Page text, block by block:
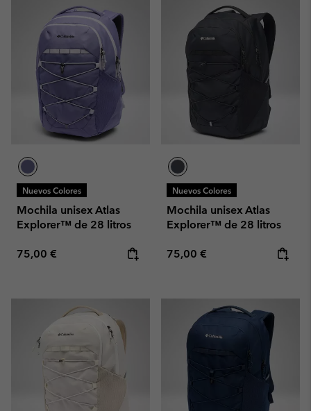
Nuevos Colores
Mochila unisex Atlas
Explorer™ de 28 litros
Regular price:
75,00 €
Nuevos Colores
Mochila unisex Atlas
Explorer™ de 28 litros
Regular price:
75,00 €